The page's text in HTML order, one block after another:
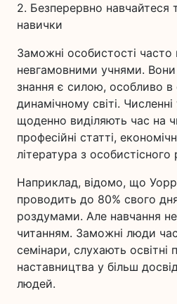
2. Безперервно навчайтеся
навички
Заможні особистості часто
невгамовними учнями.
знання є силою, особливо в
динамічному світі.
щоденно виділяють час на
професійні статті,
література з особистісного
Наприклад, відомо, що
проводить до 80% свого
роздумами. Але навчання
читанням. Заможні люди
семінари, слухають
наставництва у більш
людей.